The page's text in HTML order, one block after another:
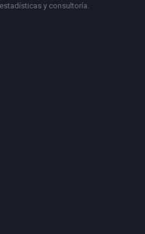
y consultoría.